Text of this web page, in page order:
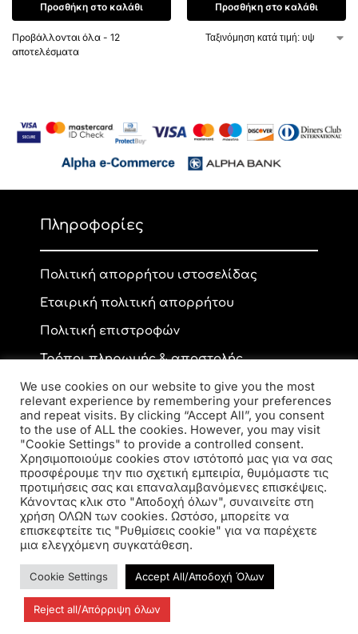
Προσθήκη στο καλάθι Προσθήκη στο καλάθι
Προβάλλονται όλα - 12
αποτελέσματα
Πληροφορίες
Πολιτική απορρήτου ιστοσελίδας
Εταιρική πολιτική απορρήτου
Πολιτική επιστροφών
Τρόποι πληρωμής & αποστολής
Επικοινωνία
Ανδρέα Παπανδρέου 59, ΤΚ 56334, Κορδελιό
2310 770 216
elsa.opto@yahoo.gr
We use cookies on our website to give you the most
relevant experience by remembering your preferences
and repeat visits. By clicking “Accept All”, you consent
to the use of ALL the cookies. However, you may visit
"Cookie Settings" to provide a controlled consent.
Χρησιμοποιούμε cookies στον ιστότοπό μας για να σας
προσφέρουμε την πιο σχετική εμπειρία, θυμόμαστε τις
προτιμήσεις σας και επαναλαμβανόμενες επισκέψεις.
Κάνοντας κλικ στο "Αποδοχή όλων", συναινείτε στη
χρήση ΟΛΩΝ των cookies. Ωστόσο, μπορείτε να
επισκεφτείτε τις "Ρυθμίσεις cookie" για να παρέχετε
μια ελεγχόμενη συγκατάθεση.
Cookie Settings Accept All/Αποδοχή Όλων
Reject all/Απόρριψη όλων